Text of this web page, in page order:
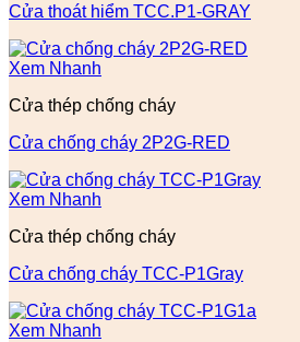
Cửa thoát hiểm TCC.P1-GRAY
Xem Nhanh
Cửa thép chống cháy
Cửa chống cháy 2P2G-RED
Xem Nhanh
Cửa thép chống cháy
Cửa chống cháy TCC-P1Gray
Xem Nhanh